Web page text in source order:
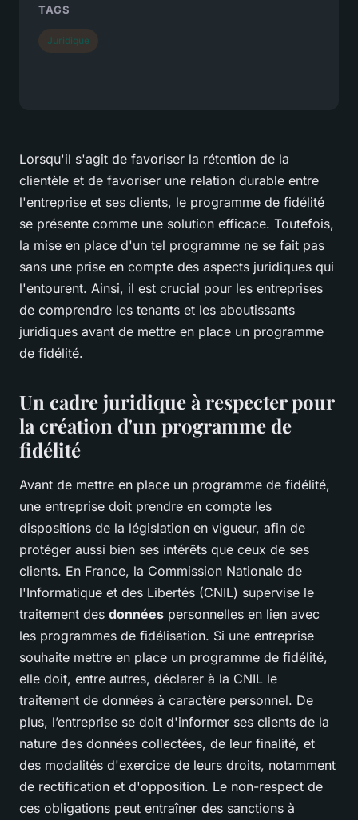
Lorsqu'il s'agit de favoriser la rétention de la
clientèle et de favoriser une relation durable entre
l'entreprise et ses clients, le programme de fidélité
se présente comme une solution efficace. Toutefois,
la mise en place d'un tel programme ne se fait pas
sans une prise en compte des aspects juridiques qui
l'entourent. Ainsi, il est crucial pour les entreprises
de comprendre les tenants et les aboutissants
juridiques avant de mettre en place un programme
de fidélité.
Un cadre juridique à respecter pour
la création d'un programme de
fidélité
Avant de mettre en place un programme de fidélité,
une entreprise doit prendre en compte les
dispositions de la législation en vigueur, afin de
protéger aussi bien ses intérêts que ceux de ses
clients. En France, la Commission Nationale de
l'Informatique et des Libertés (CNIL) supervise le
traitement des données personnelles en lien avec
les programmes de fidélisation. Si une entreprise
souhaite mettre en place un programme de fidélité,
elle doit, entre autres, déclarer à la CNIL le
traitement de données à caractère personnel. De
plus, l’entreprise se doit d'informer ses clients de la
nature des données collectées, de leur finalité, et
des modalités d'exercice de leurs droits, notamment
de rectification et d'opposition. Le non-respect de
ces obligations peut entraîner des sanctions à
TAGS
Juridique